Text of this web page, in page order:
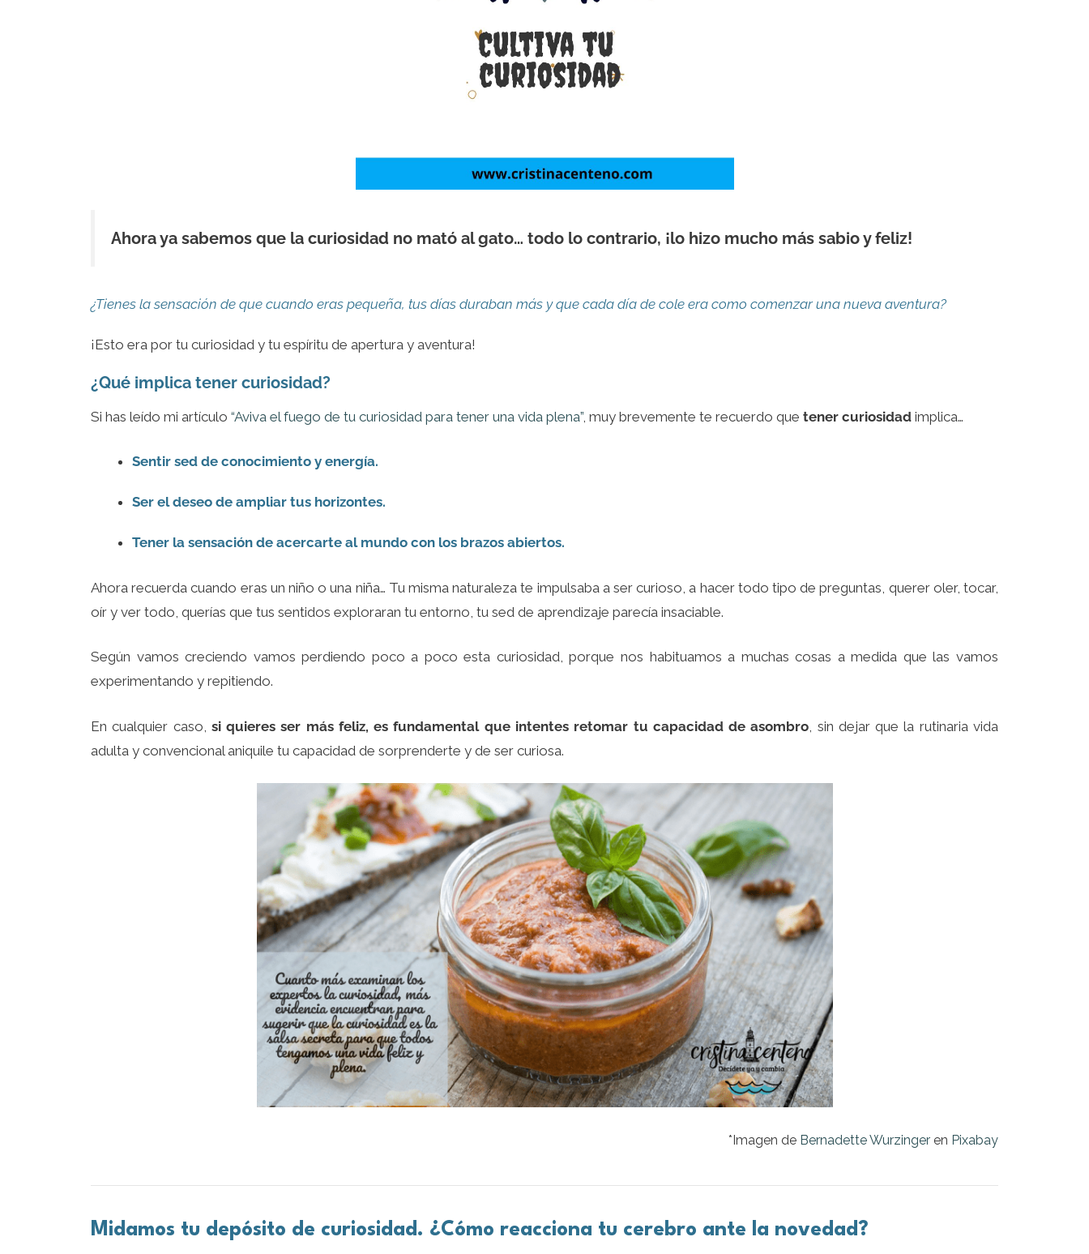
Ahora ya sabemos que la curiosidad no mató al gato… todo lo contrario, ¡lo hizo mucho más sabio y feliz!
¿Tienes la sensación de que cuando eras pequeña, tus días duraban más y que cada día de cole era como comenzar una nueva aventura?
¡Esto era por tu curiosidad y tu espíritu de apertura y aventura!
¿Qué implica tener curiosidad?
Si has leído mi artículo “Aviva el fuego de tu curiosidad para tener una vida plena”, muy brevemente te recuerdo que tener curiosidad implica…
Sentir sed de conocimiento y energía.
Ser el deseo de ampliar tus horizontes.
Tener la sensación de acercarte al mundo con los brazos abiertos.
Ahora recuerda cuando eras un niño o una niña… Tu misma naturaleza te impulsaba a ser curioso, a hacer todo tipo de preguntas, querer oler, tocar,
oír y ver todo, querías que tus sentidos exploraran tu entorno, tu sed de aprendizaje parecía insaciable.
Según vamos creciendo vamos perdiendo poco a poco esta curiosidad, porque nos habituamos a muchas cosas a medida que las vamos
experimentando y repitiendo.
En cualquier caso, si quieres ser más feliz, es fundamental que intentes retomar tu capacidad de asombro , sin dejar que la rutinaria vida
adulta y convencional aniquile tu capacidad de sorprenderte y de ser curiosa.
*Imagen de Bernadette Wurzinger en Pixabay
Midamos tu depósito de curiosidad. ¿Cómo reacciona tu cerebro ante la novedad?